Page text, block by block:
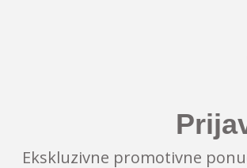
Ekskluzivne promotivne